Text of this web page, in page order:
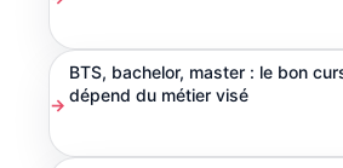
BTS, bachelor, master : le bon
dépend du métier visé